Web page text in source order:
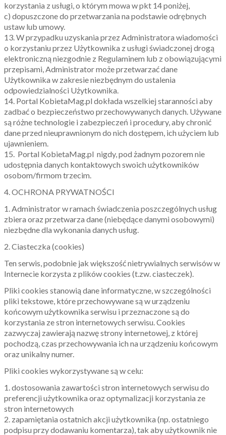
korzystania z usługi, o którym mowa w pkt 14 poniżej,
c) dopuszczone do przetwarzania na podstawie odrębnych
ustaw lub umowy.
13. W przypadku uzyskania przez Administratora wiadomości
o korzystaniu przez Użytkownika z usługi świadczonej drogą
elektroniczną niezgodnie z Regulaminem lub z obowiązującymi
przepisami, Administrator może przetwarzać dane
Użytkownika w zakresie niezbędnym do ustalenia
odpowiedzialności Użytkownika.
14. Portal KobietaMag.pl dokłada wszelkiej staranności aby
zadbać o bezpieczeństwo przechowywanych danych. Używane
są różne technologie i zabezpieczeń i procedury, aby chronić
dane przed nieuprawnionym do nich dostępem, ich użyciem lub
ujawnieniem.
15. Portal KobietaMag.pl nigdy, pod żadnym pozorem nie
udostępnia danych kontaktowych swoich użytkowników
osobom/firmom trzecim.
4. OCHRONA PRYWATNOŚCI
1. Administrator w ramach świadczenia poszczególnych usług
zbiera oraz przetwarza dane (niebędące danymi osobowymi)
niezbędne dla wykonania danych usług.
2. Ciasteczka (cookies)
Ten serwis, podobnie jak większość nietrywialnych serwisów w
Internecie korzysta z plików cookies (t.zw. ciasteczek).
Pliki cookies stanowią dane informatyczne, w szczególności
pliki tekstowe, które przechowywane są w urządzeniu
końcowym użytkownika serwisu i przeznaczone są do
korzystania ze stron internetowych serwisu. Cookies
zazwyczaj zawierają nazwę strony internetowej, z której
pochodzą, czas przechowywania ich na urządzeniu końcowym
oraz unikalny numer.
Pliki cookies wykorzystywane są w celu:
1. dostosowania zawartości stron internetowych serwisu do
preferencji użytkownika oraz optymalizacji korzystania ze
stron internetowych
2. zapamiętania ostatnich akcji użytkownika (np. ostatniego
podpisu przy dodawaniu komentarza), tak aby użytkownik nie